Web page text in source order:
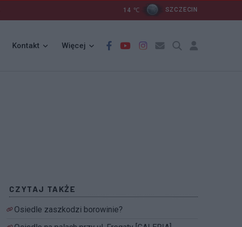
14 ℃ SZCZECIN
Kontakt Więcej
CZYTAJ TAKŻE
Osiedle zaszkodzi borowinie?